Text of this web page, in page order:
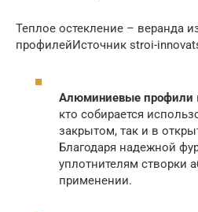
Теплое остекление – веранда
профилейИсточник stroi-
Алюминиевые профили
кто собирается
закрытом, так и в
Благодаря надежной
уплотнителям створки
применении.